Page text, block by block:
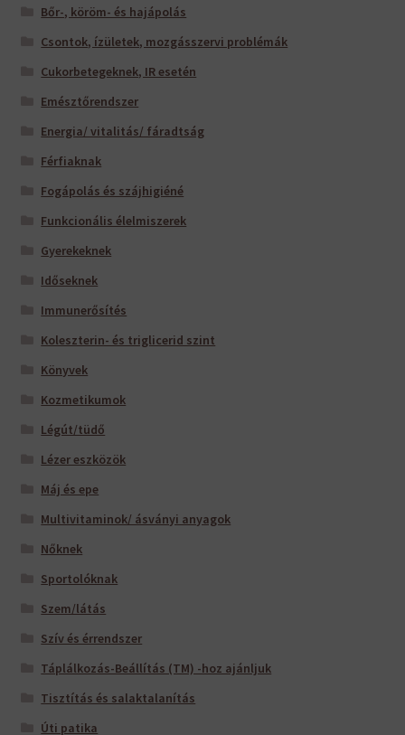
Bőr-, köröm- és hajápolás
Csontok, ízületek, mozgásszervi problémák
Cukorbetegeknek, IR esetén
Emésztőrendszer
Energia/ vitalitás/ fáradtság
Férfiaknak
Fogápolás és szájhigiéné
Funkcionális élelmiszerek
Gyerekeknek
Időseknek
Immunerősítés
Koleszterin- és triglicerid szint
Könyvek
Kozmetikumok
Légút/tüdő
Lézer eszközök
Máj és epe
Multivitaminok/ ásványi anyagok
Nőknek
Sportolóknak
Szem/látás
Szív és érrendszer
Táplálkozás-Beállítás (TM) -hoz ajánljuk
Tisztítás és salaktalanítás
Úti patika